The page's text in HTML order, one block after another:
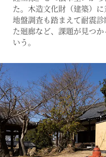
た。木造文化財（建築）
地盤調査も踏まえて耐震
た廻廊など、課題が見つ
いう。